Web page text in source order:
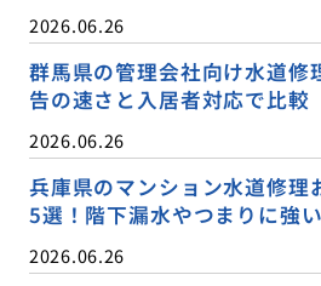
2026.06.26
群馬県の管理会社向け水道修
告の速さと入居者対応で比較
2026.06.26
兵庫県のマンション水道修理
5選！階下漏水やつまりに強
2026.06.26